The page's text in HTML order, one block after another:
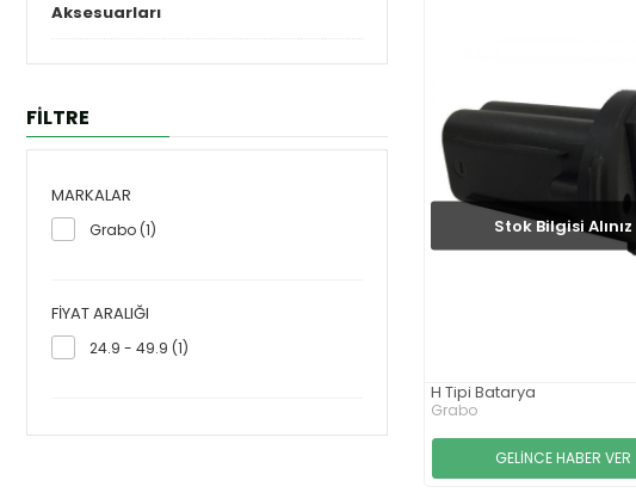
Aksesuarları
FİLTRE
MARKALAR
Grabo (1)
FIYAT ARALIĞI
24.9 - 49.9 (1)
Stok Bilgisi Alınız
H Tipi Batarya
Grabo
GELİNCE HABER VER